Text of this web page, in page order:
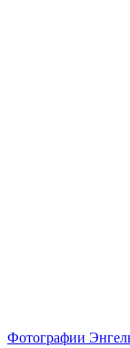
Фотографии